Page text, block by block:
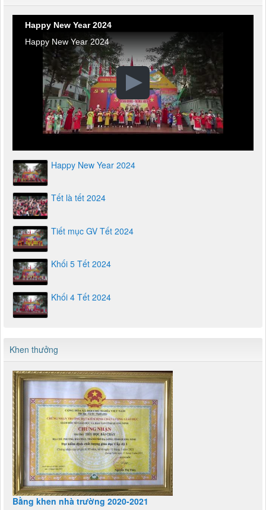
Happy New Year 2024
Happy New Year 2024
Happy New Year 2024
Tết là tết 2024
Tiết mục GV Tết 2024
Khối 5 Tết 2024
Khối 4 Tết 2024
Khen thưởng
Bằng khen nhà trường 2020-2021